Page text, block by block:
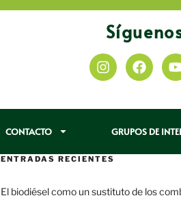
CONTACTO GRUPOS DE
ENTRADAS RECIENTES
El biodiésel como un sustituto de los